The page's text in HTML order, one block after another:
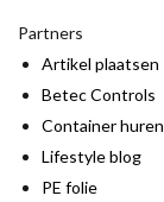
Partners
Artikel plaatsen
Betec Controls
Container huren
Lifestyle blog
PE folie